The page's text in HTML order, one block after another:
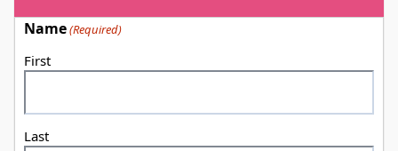
Name(Required)
First
Last